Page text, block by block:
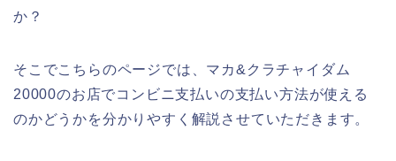
か？
そこでこちらのページでは、マカ&クラチャイダム
20000のお店でコンビニ支払いの支払い方法が使える
のかどうかを分かりやすく解説させていただきます。